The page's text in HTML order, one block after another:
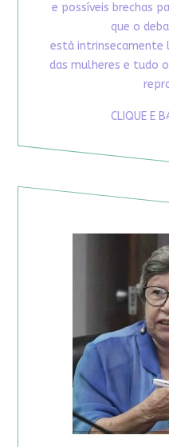
e possíveis brechas
que o
está intrinsecamente
das mulheres e tudo
CLIQUE E